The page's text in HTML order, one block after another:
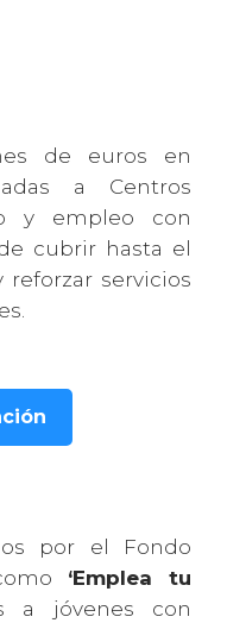
de euros en
a Centros
y empleo con
cubrir hasta el
reforzar servicios
por el Fondo
‘Emplea tu
a jóvenes con